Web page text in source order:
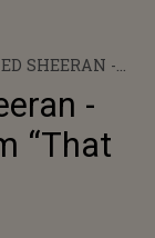
SHEERAN -
(FROM
-
“That